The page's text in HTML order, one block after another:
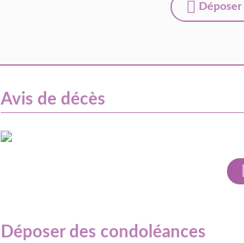
Avis de décès
Déposer des condoléances